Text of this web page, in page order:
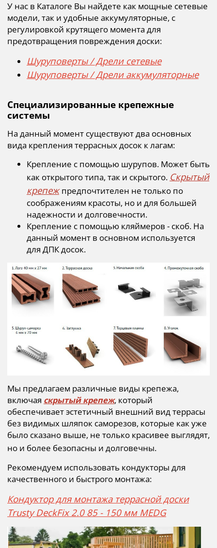
У нас в Каталоге Вы найдете как мощные сетевые
модели, так и удобные аккумуляторные, с
регулировкой крутящего момента для
предотвращения повреждения доски:
Шуруповерты / Дрели сетевые
Шуруповерты / Дрели аккумуляторные
Специализированные крепежные
системы
На данный момент существуют два основных
вида крепления террасных досок к лагам:
Крепление с помощью шурупов. Может быть
как открытого типа, так и скрытого. Скрытый
крепеж предпочтителен не только по
соображениям красоты, но и для большей
надежности и долговечности.
Крепление с помощью кляймеров - скоб. На
данный момент в основном используется
для ДПК досок.
Мы предлагаем различные виды крепежа,
включая скрытый крепеж, который
обеспечивает эстетичный внешний вид террасы
без видимых шляпок саморезов, которые как уже
было сказано выше, не только красивее выглядят,
но и более безопасны и долговечны.
Рекомендуем использовать кондукторы для
качественного и быстрого монтажа:
Кондуктор для монтажа террасной доски
Trusty DeckFix 2.0 85 - 150 мм MEDG